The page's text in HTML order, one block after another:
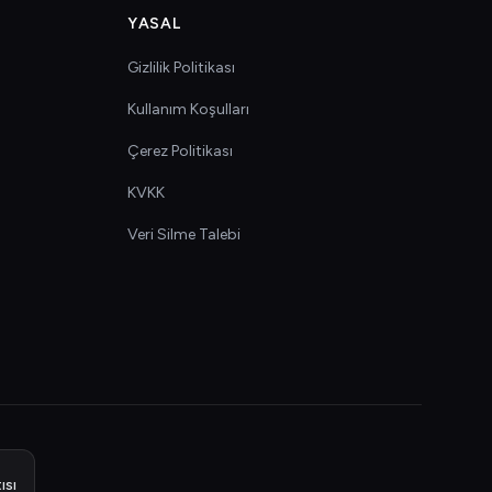
YASAL
Gizlilik Politikası
Kullanım Koşulları
Çerez Politikası
KVKK
Veri Silme Talebi